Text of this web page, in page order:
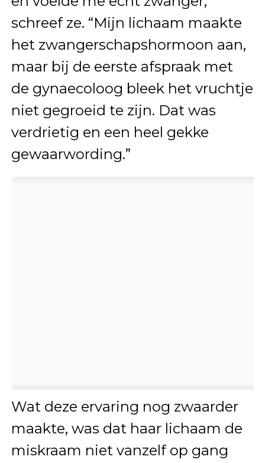
schreef ze. “Mijn lichaam maakte
het zwangerschapshormoon aan,
maar bij de eerste afspraak met
de gynaecoloog bleek het vruchtje
niet gegroeid te zijn. Dat was
verdrietig en een heel gekke
gewaarwording.”
Wat deze ervaring nog zwaarder
maakte, was dat haar lichaam de
miskraam niet vanzelf op gang